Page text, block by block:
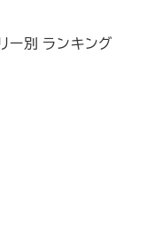
ー別 ランキング